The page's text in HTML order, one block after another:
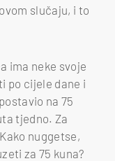
slučaju, i to
ima neke svoje
po cijele dane i
na 75
tjedno. Za
nuggetse,
za 75 kuna?